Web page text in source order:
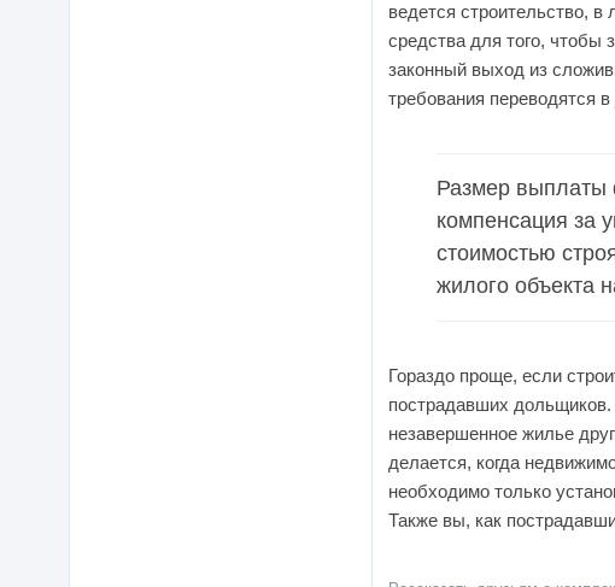
ведется строительство,
средства для того, чтобы
законный выход из
требования переводятся
Размер выплаты
компенсация за
стоимостью
жилого объекта
Гораздо проще, если
пострадавших дольщиков.
незавершенное жилье
делается, когда
необходимо только
Также вы, как